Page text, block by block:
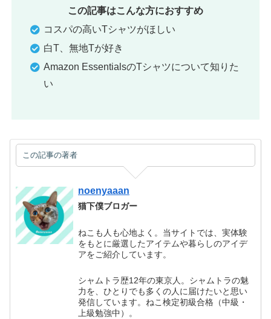
この記事はこんな方におすすめ
コスパの高いTシャツがほしい
白T、無地Tが好き
Amazon EssentialsのTシャツについて知りた
い
この記事の著者
noenyaaan
猫下僕ブロガー
ねこも人も心地よく。当サイトでは、実体験
をもとに厳選したアイテムや暮らしのアイデ
アをご紹介しています。
シャムトラ歴12年の東京人。シャムトラの魅
力を、ひとりでも多くの人に届けたいと思い
発信しています。ねこ検定初級合格（中級・
上級勉強中）。